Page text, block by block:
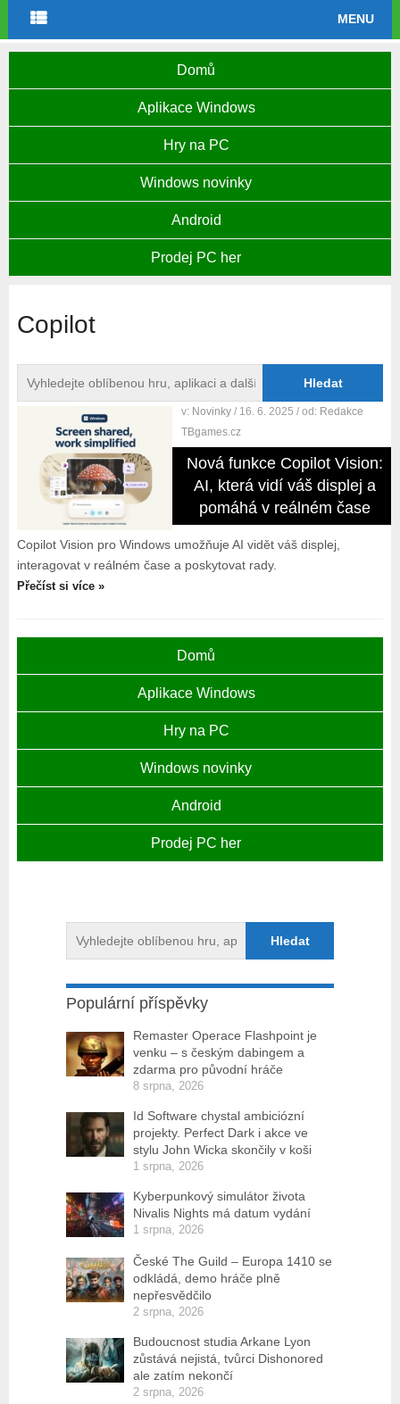
MENU
Domů
Aplikace Windows
Hry na PC
Windows novinky
Android
Prodej PC her
Copilot
v: Novinky / 16. 6. 2025 / od: Redakce
TBgames.cz
Nová funkce Copilot Vision:
AI, která vidí váš displej a
pomáhá v reálném čase
Copilot Vision pro Windows umožňuje AI vidět váš displej,
interagovat v reálném čase a poskytovat rady.
Přečíst si více »
Domů
Aplikace Windows
Hry na PC
Windows novinky
Android
Prodej PC her
Populární příspěvky
Remaster Operace Flashpoint je
venku – s českým dabingem a
zdarma pro původní hráče
8 srpna, 2026
Id Software chystal ambiciózní
projekty. Perfect Dark i akce ve
stylu John Wicka skončily v koši
1 srpna, 2026
Kyberpunkový simulátor života
Nivalis Nights má datum vydání
1 srpna, 2026
České The Guild – Europa 1410 se
odkládá, demo hráče plně
nepřesvědčilo
2 srpna, 2026
Budoucnost studia Arkane Lyon
zůstává nejistá, tvůrci Dishonored
ale zatím nekončí
2 srpna, 2026